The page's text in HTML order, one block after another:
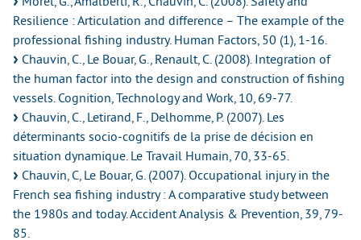
Resilience : Articulation and difference – The example of the
professional fishing industry. Human Factors, 50 (1), 1-16.
Chauvin, C., Le Bouar, G., Renault, C. (2008). Integration of
the human factor into the design and construction of fishing
vessels. Cognition, Technology and Work, 10, 69-77.
Chauvin, C., Letirand, F., Delhomme, P. (2007). Les
déterminants socio-cognitifs de la prise de décision en
situation dynamique. Le Travail Humain, 70, 33-65.
Chauvin, C, Le Bouar, G. (2007). Occupational injury in the
French sea fishing industry : A comparative study between
the 1980s and today. Accident Analysis & Prevention, 39, 79-
85.